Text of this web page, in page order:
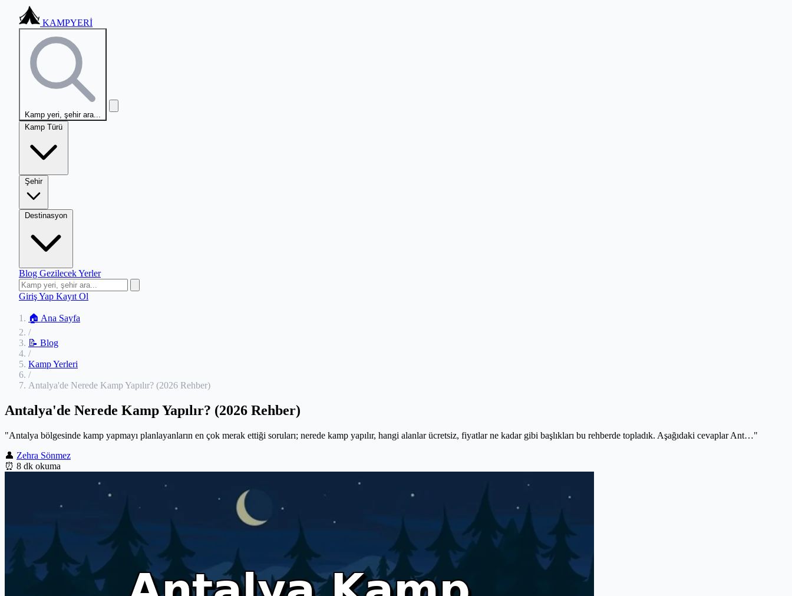
KAMPYERİ
Kamp yeri, şehir ara...
Kamp Türü
Şehir
Destinasyon
Blog Gezilecek Yerler
Giriş Yap Kayıt Ol
🏠 Ana Sayfa
/
📝 Blog
/
Kamp Yerleri
/
Antalya'de Nerede Kamp Yapılır? (2026 Rehber)
Antalya'de Nerede Kamp Yapılır? (2026 Rehber)
"Antalya bölgesinde kamp yapmayı planlayanların en çok merak ettiği soruları; nerede kamp yapılır, hangi alanlar ücretsiz, fiyatlar ne kadar gibi başlıkları bu rehberde topladık. Aşağıdaki cevaplar Ant…"
👤 Zehra Sönmez
⏰ 8 dk okuma